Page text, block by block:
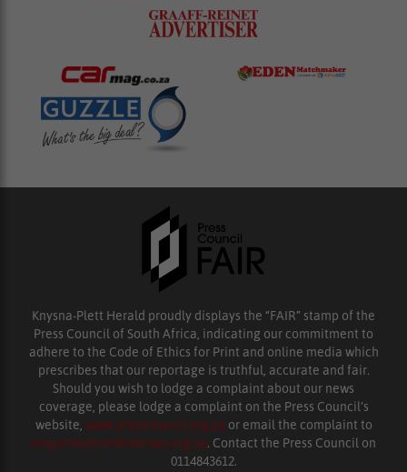
Knysna-Plett Herald proudly displays the “FAIR” stamp of the
Press Council of South Africa, indicating our commitment to
adhere to the Code of Ethics for Print and online media which
prescribes that our reportage is truthful, accurate and fair.
Should you wish to lodge a complaint about our news
coverage, please lodge a complaint on the Press Council’s
website, www.presscouncil.org.za or email the complaint to
enquiries@ombudsman.org.za. Contact the Press Council on
0114843612.